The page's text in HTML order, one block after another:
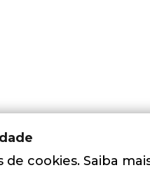
cookies. Saiba